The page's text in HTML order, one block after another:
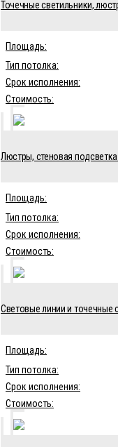
Точечные светильники,
Площадь:
Тип потолка:
Срок исполнения:
Стоимость:
Люстры, стеновая
Площадь:
Тип потолка:
Срок исполнения:
Стоимость:
Световые линии и точечные
Площадь:
Тип потолка:
Срок исполнения:
Стоимость: